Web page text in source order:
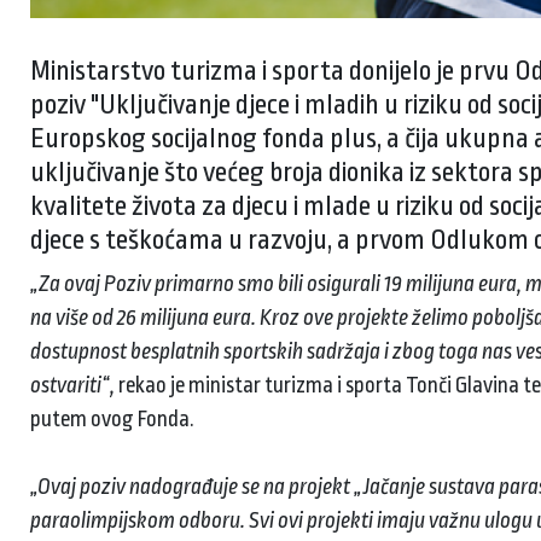
Ministarstvo turizma i sporta donijelo je prvu
poziv "Uključivanje djece i mladih u riziku od
Europskog socijalnog fonda plus, a čija ukupna
uključivanje što većeg broja dionika iz
kvalitete života za djecu i mlade u riziku od
djece s teškoćama u razvoju, a prvom
„Za ovaj Poziv primarno smo bili osigurali 19 milijuna eura,
na više od 26 milijuna eura. Kroz ove projekte želimo
dostupnost besplatnih sportskih sadržaja i zbog toga nas
ostvariti“, rekao je ministar turizma i sporta Tonči Glavina
putem ovog Fonda.
„Ovaj poziv nadograđuje se na projekt „Jačanje sustava
paraolimpijskom odboru. Svi ovi projekti imaju važnu